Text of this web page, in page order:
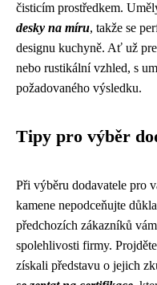
čisticím prostředkem.
desky na míru, takže se
designu kuchyně. Ať už
nebo rustikální vzhled, s
požadovaného výsledku.
Tipy pro výběr
Při výběru dodavatele pro
kamene nepodceňujte
předchozích zákazníků
spolehlivosti firmy.
získali představu o jejich